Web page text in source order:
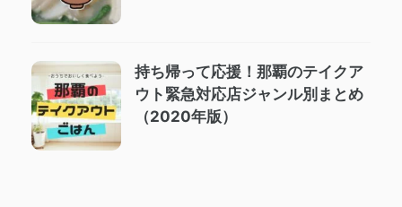
持ち帰って応援！那覇のテイクア
ウト緊急対応店ジャンル別まとめ
（2020年版）